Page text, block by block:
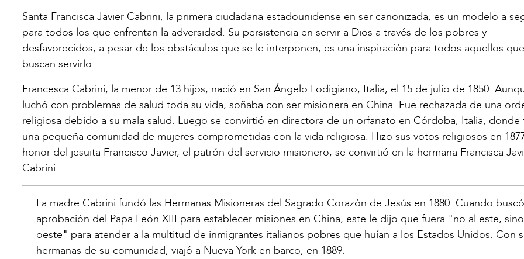
Santa Francisca Javier Cabrini, la primera ciudadana estadounidense en ser canonizada, es un modelo a
para todos los que enfrentan la adversidad. Su persistencia en servir a Dios a través de los pobres y
desfavorecidos, a pesar de los obstáculos que se le interponen, es una inspiración para todos aquellos que
buscan servirlo.
Francesca Cabrini, la menor de 13 hijos, nació en San Ángelo Lodigiano, Italia, el 15 de julio de 1850.
luchó con problemas de salud toda su vida, soñaba con ser misionera en China. Fue rechazada de una
religiosa debido a su mala salud. Luego se convirtió en directora de un orfanato en Córdoba, Italia, donde
una pequeña comunidad de mujeres comprometidas con la vida religiosa. Hizo sus votos religiosos en
honor del jesuita Francisco Javier, el patrón del servicio misionero, se convirtió en la hermana Francisca
Cabrini.
La madre Cabrini fundó las Hermanas Misioneras del Sagrado Corazón de Jesús en 1880. Cuando
aprobación del Papa León XIII para establecer misiones en China, este le dijo que fuera "no al este,
oeste" para atender a la multitud de inmigrantes italianos pobres que huían a los Estados Unidos. Con
hermanas de su comunidad, viajó a Nueva York en barco, en 1889.